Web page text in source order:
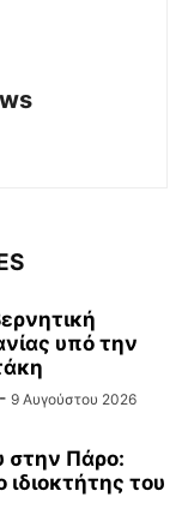
υπό την
- 9 Αυγούστου 2026
στην Πάρο:
ιδιοκτήτης του